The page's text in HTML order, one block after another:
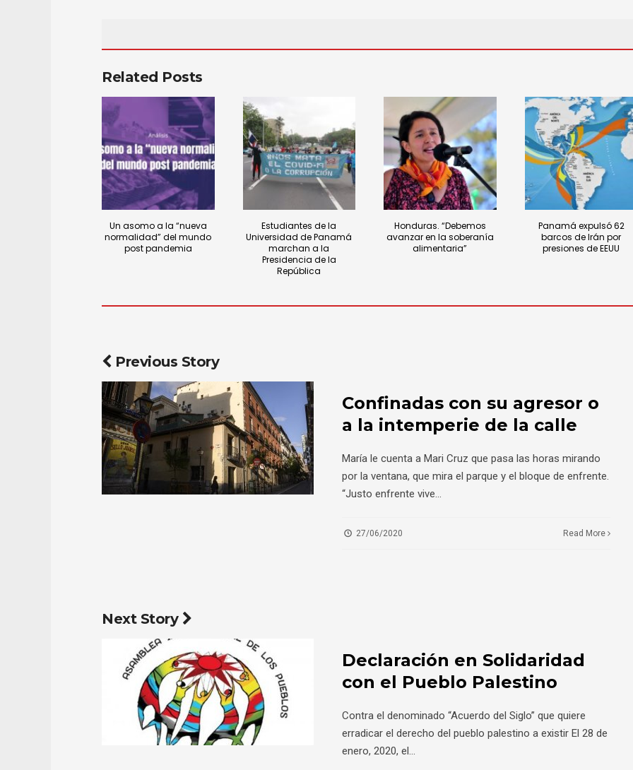
Related Posts
Un asomo a la “nueva
normalidad” del mundo
post pandemia
Estudiantes de la
Universidad de Panamá
marchan a la
Presidencia de la
República
Honduras. “Debemos
avanzar en la soberanía
alimentaria”
Panamá expulsó 62
barcos de Irán por
presiones de EEUU
Previous Story
Confinadas con su agresor o
a la intemperie de la calle
María le cuenta a Mari Cruz que pasa las horas mirando
por la ventana, que mira el parque y el bloque de enfrente.
“Justo enfrente vive...
27/06/2020 Read More
Next Story
Declaración en Solidaridad
con el Pueblo Palestino
Contra el denominado “Acuerdo del Siglo” que quiere
erradicar el derecho del pueblo palestino a existir El 28 de
enero, 2020, el...